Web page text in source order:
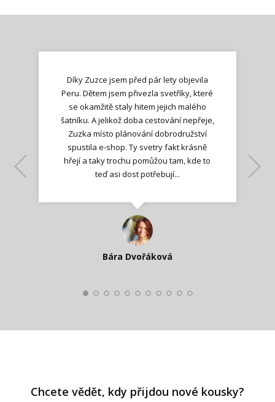
Díky Zuzce jsem před pár lety objevila
Peru. Dětem jsem přivezla svetříky, které
se okamžitě staly hitem jejich malého
šatníku. A jelikož doba cestování nepřeje,
Zuzka místo plánování dobrodružství
spustila e-shop. Ty svetry fakt krásně
hřejí a taky trochu pomůžou tam, kde to
teď asi dost potřebují...
Bára Dvořáková
Jana T.
Kateřina Veleta Štěpánová
Ilona M.
Lenka K.
Nadšená zpráva
Katka Perháčová
Smolková
Lenka K.
Chcete vědět, kdy přijdou nové kousky?